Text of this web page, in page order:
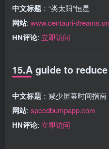
中文标题 ：“类太阳”恒星
网站: www.centauri-
HN评论: 立即访问
15.A guide to
中文标题 ：减少屏幕时间指南
网站: speedbumpapp.com
HN评论: 立即访问